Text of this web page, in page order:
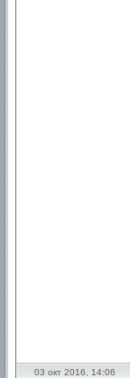
03 окт 2016, 14:06